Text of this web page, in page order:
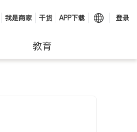
我是商家 干货 APP下载 登录
教育